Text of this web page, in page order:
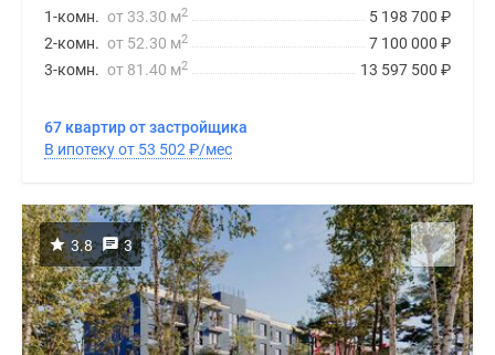
5 198 700 ₽
1-комн. от 33.30 м2
7 100 000 ₽
2-комн. от 52.30 м2
13 597 500 ₽
3-комн. от 81.40 м2
67 квартир от застройщика
В ипотеку от 53 502 ₽/мес
3.8 3